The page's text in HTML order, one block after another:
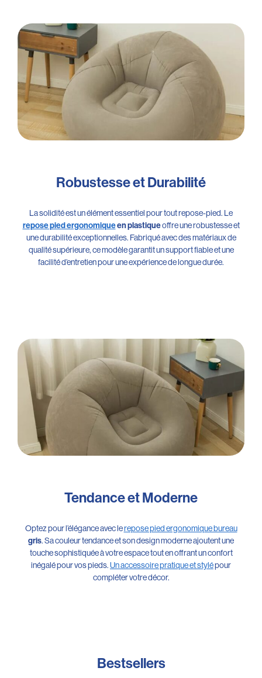
Robustesse et Durabilité
La solidité est un élément essentiel pour tout repose-pied. Le
repose pied ergonomiqueen plastiqueoffre une robustesse et
une durabilité exceptionnelles. Fabriqué avec des matériaux de
qualité supérieure, ce modèle garantit un support fiable et une
facilité d’entretien pour une expérience de longue durée.
Tendance et Moderne
Optez pour l’élégance avec lerepose pied ergonomique bureau
gris. Sa couleur tendance et son design moderne ajoutent une
touche sophistiquée à votre espace tout en offrant un confort
inégalé pour vos pieds.Un accessoire pratique et stylépour
compléter votre décor.
Bestsellers